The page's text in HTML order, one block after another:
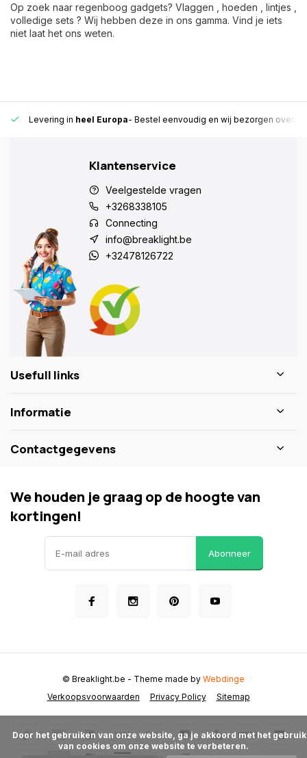
Op zoek naar regenboog gadgets? Vlaggen , hoeden , lintjes ,
volledige sets ? Wij hebben deze in ons gamma. Vind je iets
niet laat het ons weten.
Levering in heel Europa- Bestel eenvoudig en wij bezorgen overal
Klantenservice
Veelgestelde vragen
+3268338105
Connecting
info@breaklight.be
+32478126722
Usefull links
Informatie
Contactgegevens
We houden je graag op de hoogte van
kortingen!
Abonneer
Verkoopsvoorwaarden Privacy Policy Sitemap
© Breaklight.be - Theme made by Webdinge
van cookies om onze website te verbeteren.